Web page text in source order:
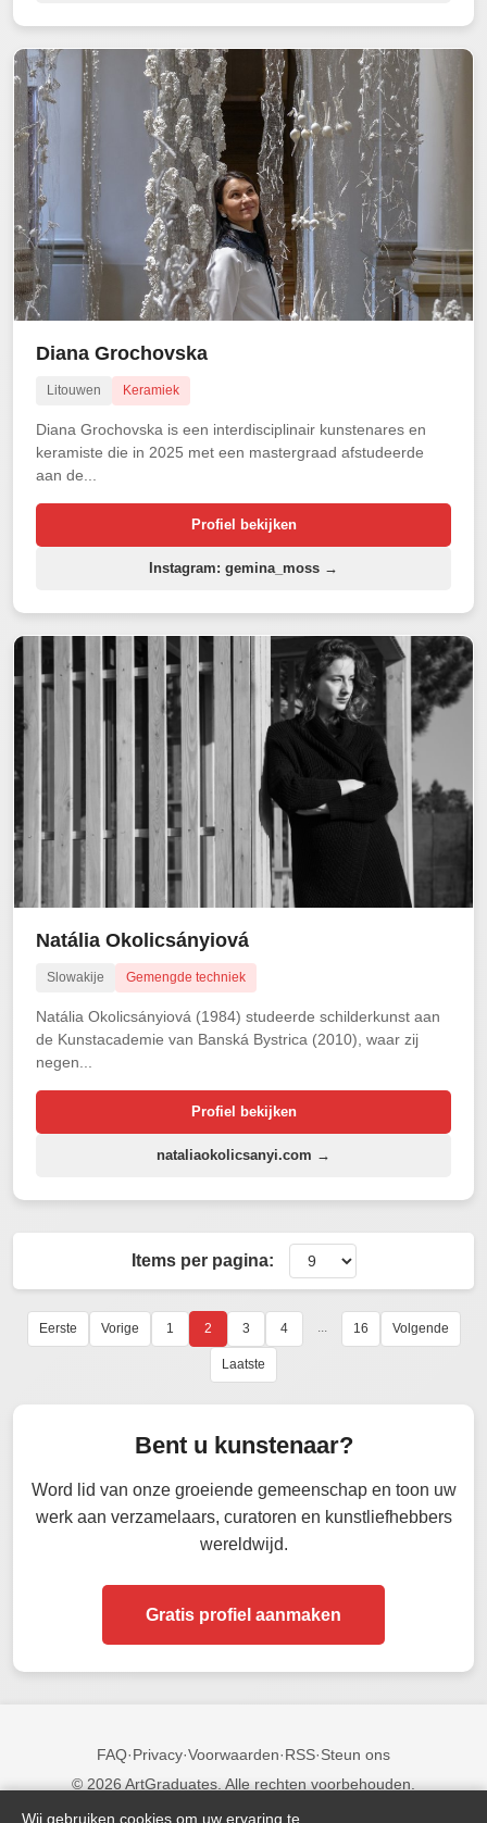
Diana Grochovska
Litouwen Keramiek
Diana Grochovska is een interdisciplinair kunstenares en
keramiste die in 2025 met een mastergraad afstudeerde
aan de...
Profiel bekijken
Instagram: gemina_moss →
Natália Okolicsányiová
Slowakije Gemengde techniek
Natália Okolicsányiová (1984) studeerde schilderkunst aan
de Kunstacademie van Banská Bystrica (2010), waar zij
negen...
Profiel bekijken
nataliaokolicsanyi.com →
Items per pagina:
Eerste Vorige 1 2 3 4 ... 16 Volgende
Laatste
Bent u kunstenaar?
Word lid van onze groeiende gemeenschap en toon uw
werk aan verzamelaars, curatoren en kunstliefhebbers
wereldwijd.
Gratis profiel aanmaken
FAQ·Privacy·Voorwaarden·RSS·Steun ons
© 2026 ArtGraduates. Alle rechten voorbehouden.
Volg ons:
Wij gebruiken cookies om uw ervaring te